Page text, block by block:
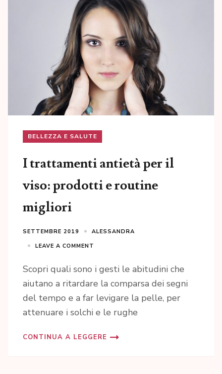
BELLEZZA E SALUTE
I trattamenti antietà per il
viso: prodotti e routine
migliori
SETTEMBRE 2019
ALESSANDRA
LEAVE A COMMENT
Scopri quali sono i gesti le abitudini che
aiutano a ritardare la comparsa dei segni
del tempo e a far levigare la pelle, per
attenuare i solchi e le rughe
CONTINUA A LEGGERE